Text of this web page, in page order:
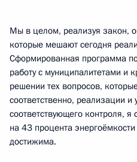
Мы в целом, реализуя закон,
которые мешают сегодня
Сформированная программа
работу с муниципалитетами и
решении тех вопросов,
соответственно, реализации и
соответствующего контроля,
на 43 процента
достижима.